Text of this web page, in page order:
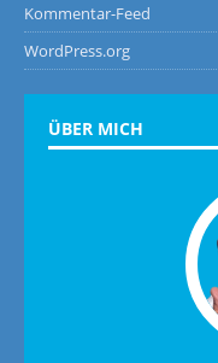
Kommentar-Feed
WordPress.org
ÜBER MICH